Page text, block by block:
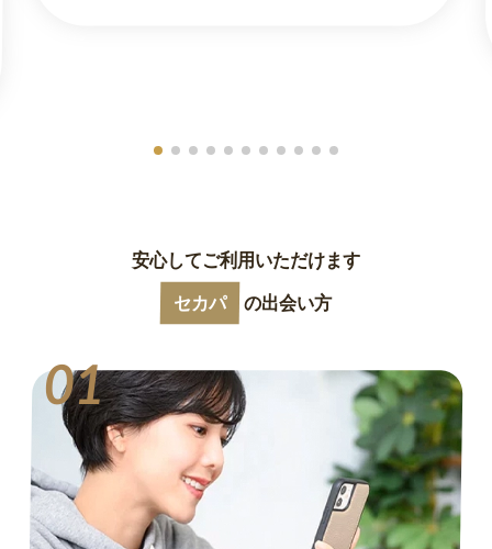
安心してご利用いただけます
セカパ
の出会い方
01